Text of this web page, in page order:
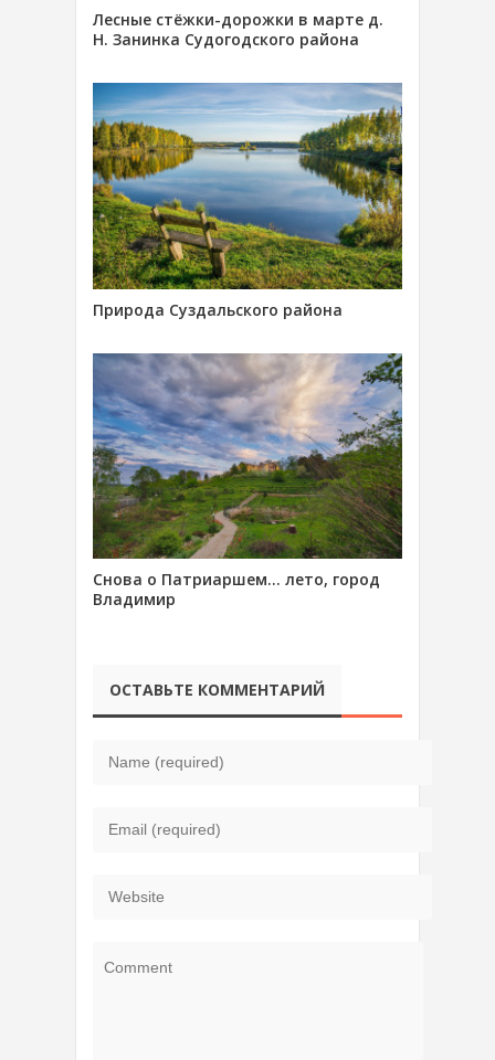
Лесные стёжки-дорожки в марте д.
Н. Занинка Судогодского района
Природа Суздальского района
Снова о Патриаршем… лето, город
Владимир
ОСТАВЬТЕ КОММЕНТАРИЙ